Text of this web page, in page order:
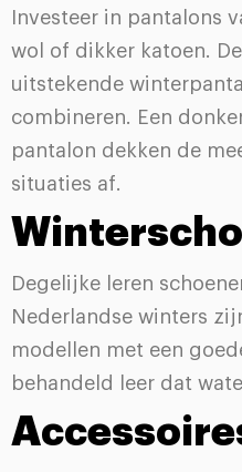
Investeer in pantalons
wol of dikker katoen.
uitstekende
combineren. Een
pantalon dekken de
situaties af.
Degelijke leren
Nederlandse winters
modellen met een
behandeld leer dat